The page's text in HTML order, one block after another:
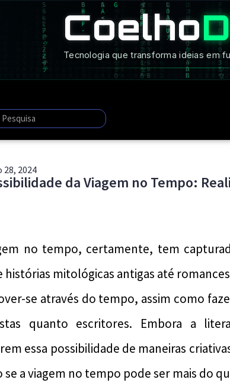
Coelho
Tecnologia que transforma ideias em
28, 2024
da Viagem no Tempo:
no tempo, certamente, tem
histórias mitológicas antigas até
se através do tempo, assim como
quanto escritores. Embora a
essa possibilidade de maneiras
se a viagem no tempo pode ser mais do